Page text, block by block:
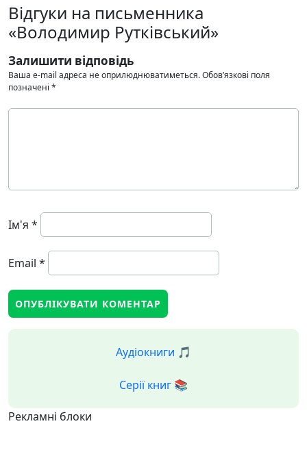
Відгуки на письменника
«Володимир Рутківський»
Залишити відповідь
Ваша e-mail адреса не оприлюднюватиметься.Обов’язкові поля
позначені *
Ім'я *
Email *
Аудіокниги 🎵
Серії книг 📚
Рекламні блоки